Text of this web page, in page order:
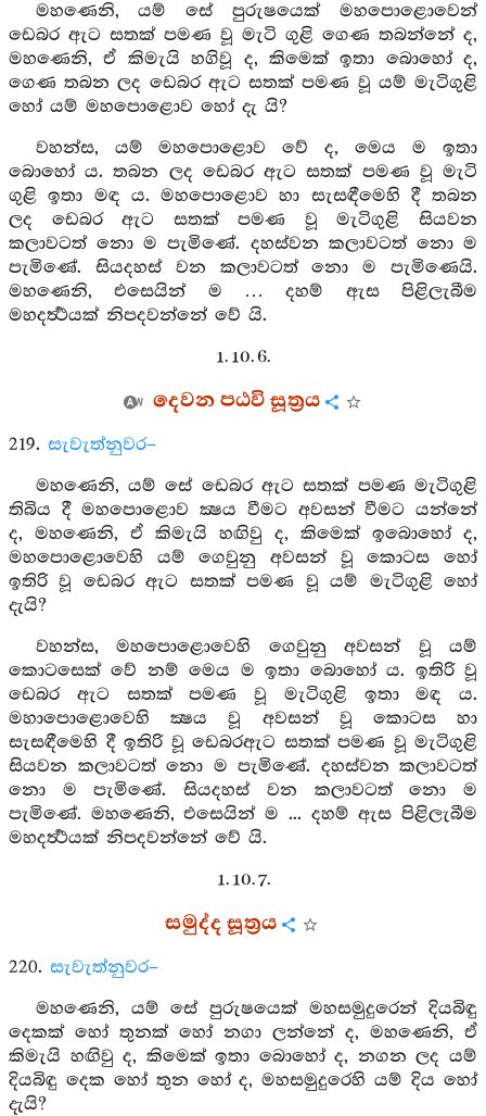
මහණෙනි, යම් සේ පුරුෂයෙක් මහපොළොවෙන්
ඩෙබර ඇට සතක් පමණ වූ මැටි ගුළි ගෙණ තබන්නේ ද,
මහණෙනි, ඒ කිමැයි හගිවූ ද, කිමෙක් ඉතා බොහෝ ද,
ගෙණ තබන ලද ඩෙබර ඇට සතක් පමණ වූ යම් මැටිගුළි
හෝ යම් මහපොළොව හෝ දැ යි?
වහන්ස, යම් මහපොළොව වේ ද, මෙය ම ඉතා
බොහෝ ය. තබන ලද ඩෙබර ඇට සතක් පමණ වූ මැටි
ගුළි ඉතා මඳ ය. මහපොළොව හා සැසඳීමෙහි දී තබන
ලද ඩෙබර ඇට සතක් පමණ වූ මැටිගුළි සියවන
කලාවටත් නො ම පැමිණේ. දහස්වන කලාවටත් නො ම
පැමිණේ. සියදහස් වන කලාවටත් නො ම පැමිණෙයි.
මහණෙනි, එසෙයින් ම … දහම් ඇස පිළිලැබීම
මහදර්‍ත්‍ථයක් නිපදවන්නේ වේ යි.
1. 10. 6.
දෙවන පඨවි සූත්‍රය
219. සැවැත්නුවර–
මහණෙනි, යම් සේ ඩෙබර ඇට සතක් පමණ මැටිගුළි
තිබිය දී මහපොළොව ක්‍ෂය වීමට අවසන් වීමට යන්නේ
ද, මහණෙනි, ඒ කිමැයි හඟිවු ද, කිමෙක් ඉබොහෝ ද,
මහපොළොවෙහි යම් ගෙවුනු අවසන් වූ කොටස හෝ
ඉතිරි වූ ඩෙබර ඇට සතක් පමණ වූ යම් මැටිගුළි හෝ
දැයි?
වහන්ස, මහපොළොවෙහි ගෙවුනු අවසන් වූ යම්
කොටසෙක් වේ නම් මෙය ම ඉතා බොහෝ ය. ඉතිරි වූ
ඩෙබර ඇට සතක් පමණ වූ මැටිගුළි ඉතා මඳ ය.
මහාපොළොවෙහි ක්‍ෂය වූ අවසන් වූ කොටස හා
සැසඳීමෙහි දී ඉතිරි වූ ඩෙබරඇට සතක් පමණ වූ මැටිගුළි
සියවන කලාවටත් නො ම පැමිණේ. දහස්වන කලාවටත්
නො ම පැමිණේ. සියදහස් වන කලාවටත් නො ම
පැමිණේ. මහණෙනි, එසෙයින් ම ... දහම් ඇස පිළිලැබීම
මහදර්‍ත්‍ථයක් නිපදවන්නේ වේ යි.
1. 10. 7.
සමුද්ද සූත්‍රය
220. සැවැත්නුවර–
මහණෙනි, යම් සේ පුරුෂයෙක් මහසමුදුරෙන් දියබිඳු
දෙකක් හෝ තුනක් හෝ නගා ලන්නේ ද, මහණෙනි, ඒ
කිමැයි හඟිවු ද, කිමෙක් ඉතා බොහෝ ද, නගන ලද යම්
දියබිඳු දෙක හෝ තුන හෝ ද, මහසමුදුරෙහි යම් දිය හෝ
දැයි?